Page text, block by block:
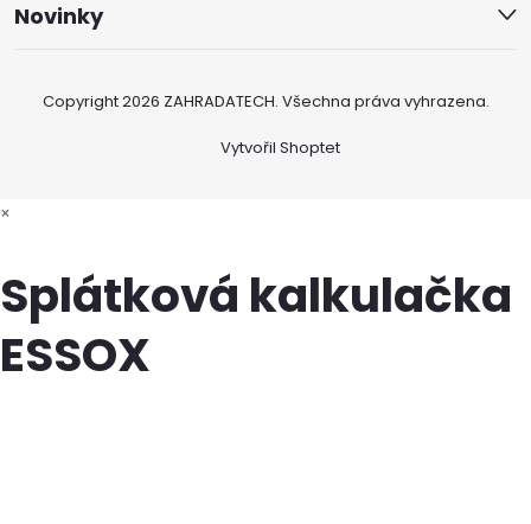
Novinky
Vytvořil Shoptet
Copyright 2026 ZAHRADATECH. Všechna práva vyhrazena.
×
Splátková kalkulačka
ESSOX